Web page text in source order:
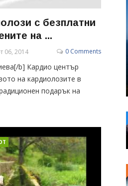
с безплатни
на ...
06, 2014 0 Comments
b] Кардио център
на кардиолозите в
подарък на